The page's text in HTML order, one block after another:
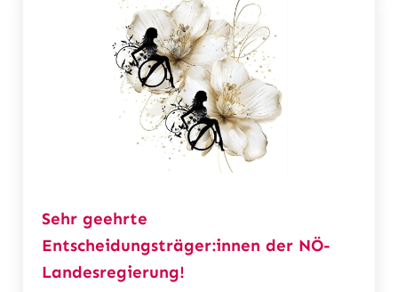
Sehr geehrte
Entscheidungsträger:innen der NÖ-
Landesregierung!